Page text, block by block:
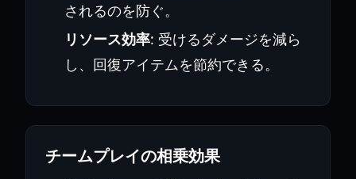
されるのを防ぐ。
リソース効率: 受けるダメージを減ら
し、回復アイテムを節約できる。
チームプレイの相乗効果